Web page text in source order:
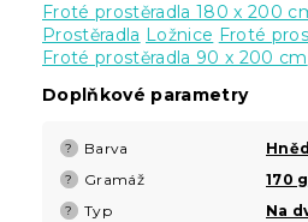
Froté prostěradla 180 x 200
Prostěradla Ložnice Froté
Froté prostěradla 90 x 200 cm
Doplňkové parametry
? Barva
? Gramáž 170
? Typ Na